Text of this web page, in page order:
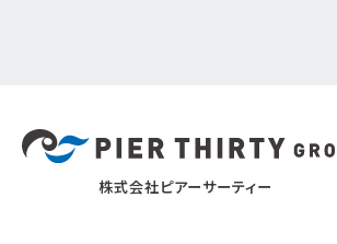
株式会社ピアーサーティー